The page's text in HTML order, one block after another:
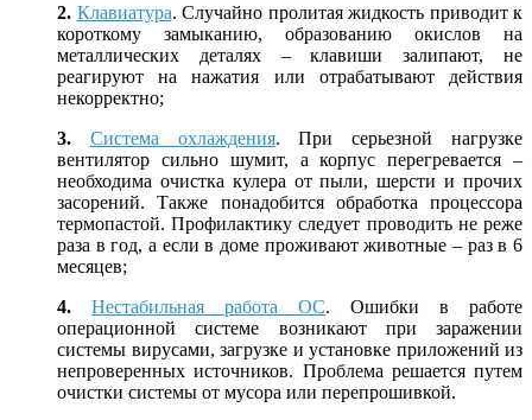
2. Клавиатура. Случайно пролитая жидкость приводит к
короткому замыканию, образованию окислов на
металлических деталях – клавиши залипают, не
реагируют на нажатия или отрабатывают действия
некорректно;
3.
Система охлаждения. При серьезной нагрузке
вентилятор сильно шумит, а корпус перегревается –
необходима очистка кулера от пыли, шерсти и прочих
засорений. Также понадобится обработка процессора
термопастой. Профилактику следует проводить не реже
раза в год, а если в доме проживают животные – раз в 6
месяцев;
4.
Нестабильная работа ОС. Ошибки в работе
операционной системе возникают при заражении
системы вирусами, загрузке и установке приложений из
непроверенных источников. Проблема решается путем
очистки системы от мусора или перепрошивкой.